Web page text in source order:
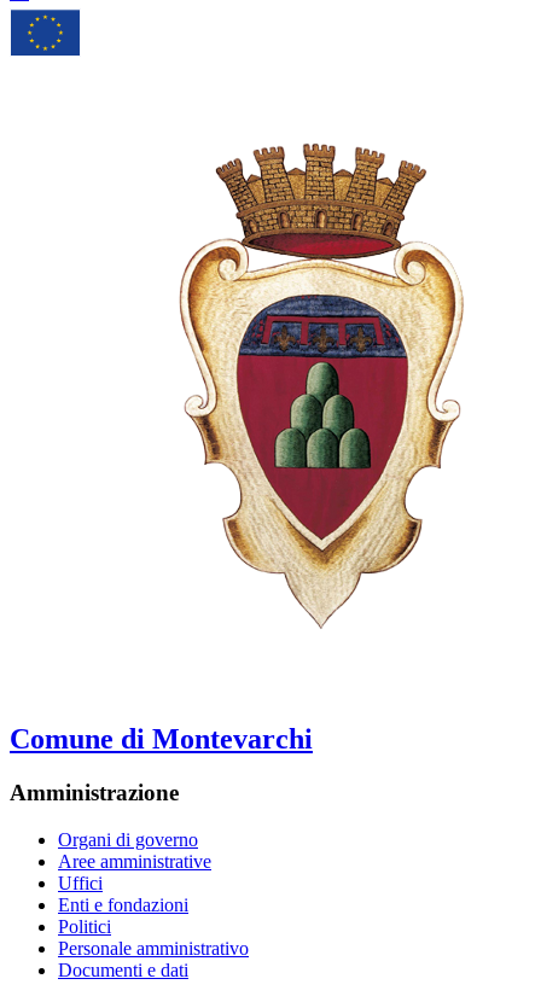
Comune di Montevarchi
Amministrazione
Organi di governo
Aree amministrative
Uffici
Enti e fondazioni
Politici
Personale amministrativo
Documenti e dati